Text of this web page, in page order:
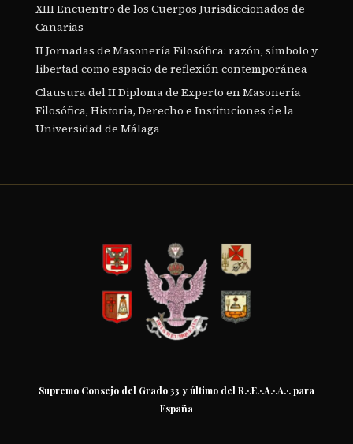
XIII Encuentro de los Cuerpos Jurisdiccionados de
Canarias
II Jornadas de Masonería Filosófica: razón, símbolo y
libertad como espacio de reflexión contemporánea
Clausura del II Diploma de Experto en Masonería
Filosófica, Historia, Derecho e Instituciones de la
Universidad de Málaga
Supremo Consejo del Grado 33 y último del R.·.E.·.A.·.A.·. para
España